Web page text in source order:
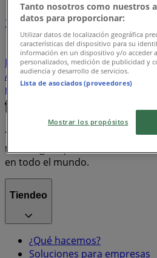
1
Supermercados
Tiendas
Farmacias y Salud
Bancos y
Accesorios
Electrónica Hogar
refrigeradores
lavadoras
Tiendeo forma parte de
tecnológica que está
en todo el mundo.
Tiendeo
¿Qué hacemos?
Soluciones para empresas
Tanto nosotros como nuestros
datos para proporcionar:
Utilizar datos de localización geográfica
características del dispositivo para su
información en un dispositivo y/o acceder
personalizados, medición de publicidad y
audiencia y desarrollo de servicios.
Lista de asociados (proveedores)
Mostrar los propósitos